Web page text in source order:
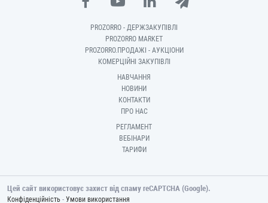
PROZORRO - ДЕРЖЗАКУПІВЛІ
PROZORRO MARKET
PROZORRO.ПРОДАЖІ - АУКЦІОНИ
КОМЕРЦІЙНІ ЗАКУПІВЛІ
НАВЧАННЯ
НОВИНИ
КОНТАКТИ
ПРО НАС
РЕГЛАМЕНТ
ВЕБІНАРИ
ТАРИФИ
Цей сайт використовує захист від спаму reCAPTCHA (Google).
Конфіденційність - Умови використання